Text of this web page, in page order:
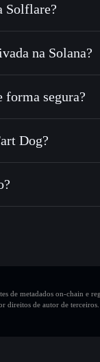
Solflare?
por SOL, USDC ou
longo do tempo
sem associar
na Solana?
forma segura?
carteira
Dog?
Fart Dog
de metadados on-chain e
direitos de autor de terceiros.